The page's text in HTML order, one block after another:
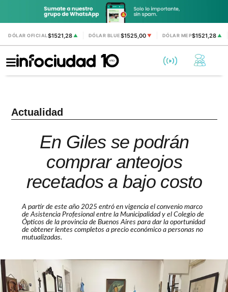
DÓLAR OFICIAL$1521,28 ▲ DÓLAR BLUE$1525,00 ▼ DÓLAR MEP$1521,28▲
Actualidad
En Giles se podrán
comprar anteojos
recetados a bajo costo
A partir de este año 2025 entró en vigencia el convenio marco
de Asistencia Profesional entre la Municipalidad y el Colegio de
Ópticos de la provincia de Buenos Aires para dar la oportunidad
de obtener lentes completos a precio económico a personas no
mutualizadas.